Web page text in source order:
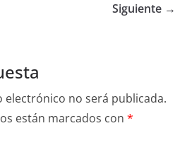
Siguiente →
electrónico no será publicada.
están marcados con *